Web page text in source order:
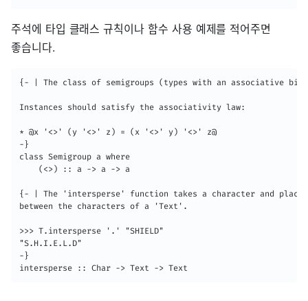
주석에 타입 클래스 규칙이나 함수 사용 예제를 적어주면
좋습니다.
{- | The class of semigroups (types with an associative
Instances should satisfy the associativity law:
* @x '<>' (y '<>' z) = (x '<>' y) '<>' z@
-}
class Semigroup a where
    (<>) :: a -> a -> a
{- | The 'intersperse' function takes a character and
between the characters of a 'Text'.
>>> T.intersperse '.' "SHIELD"
"S.H.I.E.L.D"
-}
intersperse :: Char -> Text -> Text